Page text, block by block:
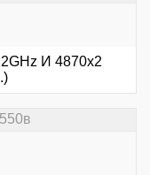
И 4870х2